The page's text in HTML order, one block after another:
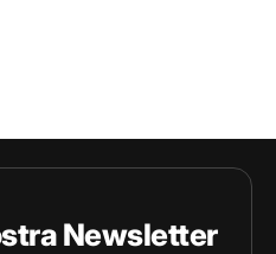
Newsletter